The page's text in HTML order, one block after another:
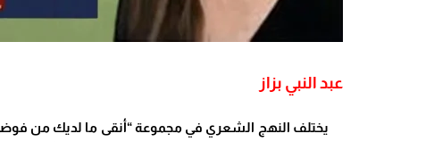
عبد النبي بزاز
يختلف النهج الشعري في مجموعة “أنقى ما لديك من